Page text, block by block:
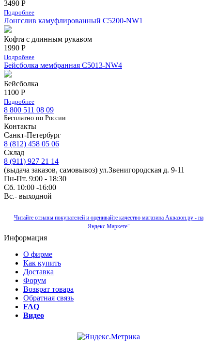
3490 Р
Подробнее
Лонгслив камуфлированный C5200-NW1
Кофта с длинным рукавом
1990 Р
Подробнее
Бейсболка мембранная С5013-NW4
Бейсболка
1100 Р
Подробнее
8 800 511 08 09
Бесплатно по Роcсии
Контакты
Санкт-Петербург
8 (812) 458 05 06
Склад
8 (911) 927 21 14
(выдача заказов, самовывоз) ул.Звенигородская д. 9-11
Пн-Пт. 9:00 - 18:30
Сб. 10:00 -16:00
Вс.- выходной
Читайте отзывы покупателей и оценивайте качество магазина Аквазон.ру - на
Яндекс.Маркете"
Информация
О фирме
Как купить
Доставка
Форум
Возврат товара
Обратная связь
FAQ
Видео